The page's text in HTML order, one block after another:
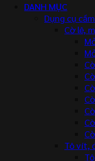
DANH MỤC
Dụng cụ
Cờ lê,
Tô vít,